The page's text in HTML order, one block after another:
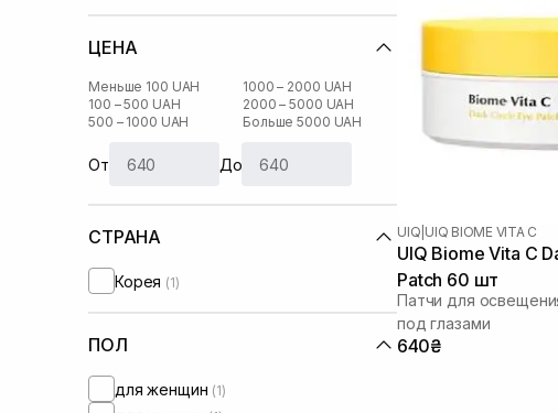
ЦЕНА
Меньше 100 UAH
100 – 500 UAH
500 – 1000 UAH
1000 – 2000 UAH
2000 – 5000 UAH
Больше 5000 UAH
От До
СТРАНА
Корея (1)
ПОЛ
для женщин (1)
UIQ UIQ BIOME VITA C
UIQ Biome Vita C
Patch 60 шт
Патчи для
под глазами
640₴